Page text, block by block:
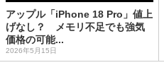
アップル「iPhone 18 Pro」値上
げなし？ メモリ不足でも強気
価格の可能...
2026年5月15日